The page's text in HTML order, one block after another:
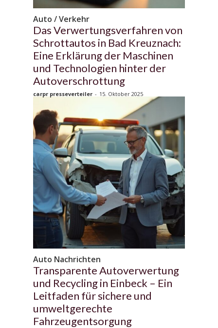
Auto / Verkehr
Das Verwertungsverfahren von
Schrottautos in Bad Kreuznach:
Eine Erklärung der Maschinen
und Technologien hinter der
Autoverschrottung
carpr presseverteiler - 15. Oktober 2025
Auto Nachrichten
Transparente Autoverwertung
und Recycling in Einbeck – Ein
Leitfaden für sichere und
umweltgerechte
Fahrzeugentsorgung